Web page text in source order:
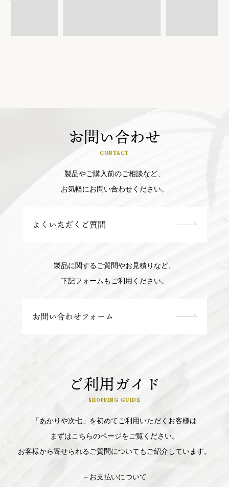
お問い合わせ
CONTACT
製品やご購入前のご相談など、
お気軽にお問い合わせください。
よくいただくご質問
製品に関するご質問やお見積りなど、
下記フォームもご利用ください。
お問い合わせフォーム
ご利用ガイド
SHOPPING GUIDE
「あかりや次七」を初めてご利用いただくお客様は
まずはこちらのページをご覧ください。
お客様から寄せられるご質問についてもご紹介しています。
－お支払いについて